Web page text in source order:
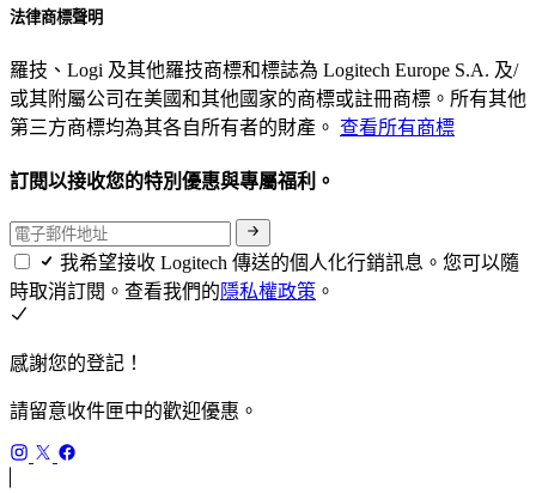
法律商標聲明
羅技、Logi 及其他羅技商標和標誌為 Logitech Europe S.A. 及/
或其附屬公司在美國和其他國家的商標或註冊商標。所有其他
第三方商標均為其各自所有者的財產。 查看所有商標
訂閱以接收您的特別優惠與專屬福利。
我希望接收 Logitech 傳送的個人化行銷訊息。您可以隨
時取消訂閱。查看我們的隱私權政策 。
感謝您的登記！
請留意收件匣中的歡迎優惠。